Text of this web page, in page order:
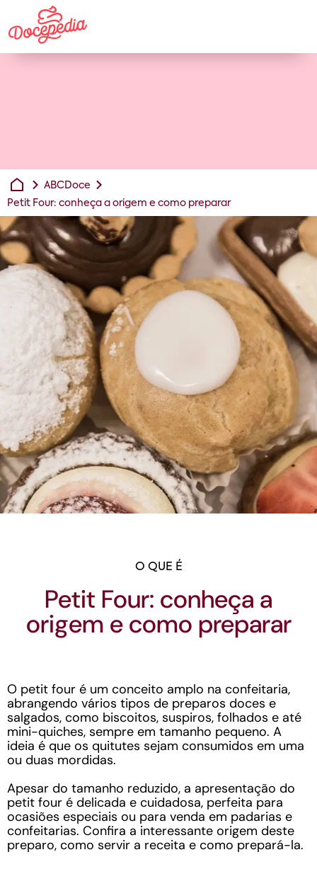
ABCDoce
Petit Four: conheça a origem e como preparar
O QUE É
Petit Four: conheça a
origem e como preparar
O petit four é um conceito amplo na confeitaria,
abrangendo vários tipos de preparos doces e
salgados, como biscoitos, suspiros, folhados e até
mini-quiches, sempre em tamanho pequeno. A
ideia é que os quitutes sejam consumidos em uma
ou duas mordidas.
Apesar do tamanho reduzido, a apresentação do
petit four é delicada e cuidadosa, perfeita para
ocasiões especiais ou para venda em padarias e
confeitarias. Confira a interessante origem deste
preparo, como servir a receita e como prepará-la.